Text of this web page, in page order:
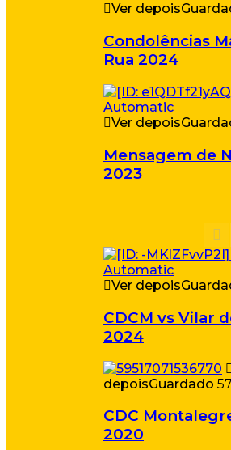
Ver depois
Condolências
Rua 2024
Ver depois
Mensagem de
2023
Ver depois
CDCM vs Vilar
2024
depoisGuardado
CDC
2020